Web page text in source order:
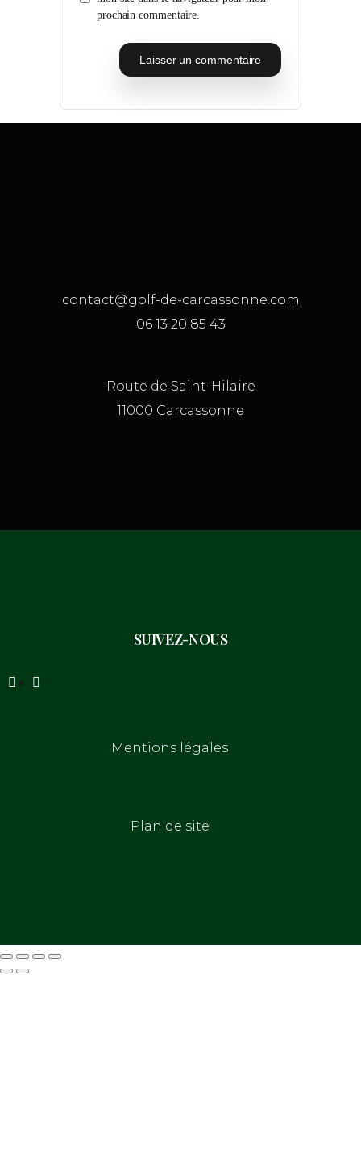
prochain commentaire.
contact@golf-de-carcassonne.com
06 13 20 85 43
Route de Saint-Hilaire
11000 Carcassonne
SUIVEZ-NOUS
Mentions légales
Plan de site